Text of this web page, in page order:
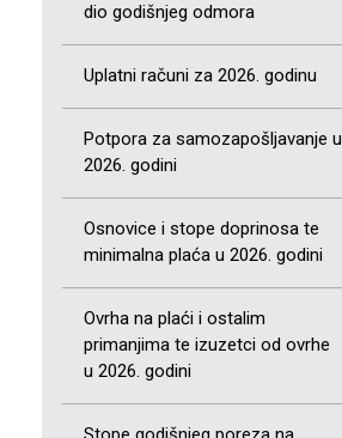
dio godišnjeg odmora
Uplatni računi za 2026. godinu
Potpora za samozapošljavanje u
2026. godini
Osnovice i stope doprinosa te
minimalna plaća u 2026. godini
Ovrha na plaći i ostalim
primanjima te izuzetci od ovrhe
u 2026. godini